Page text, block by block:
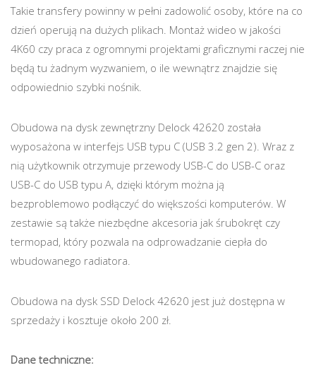
Takie transfery powinny w pełni zadowolić osoby, które na co
dzień operują na dużych plikach. Montaż wideo w jakości
4K60 czy praca z ogromnymi projektami graficznymi raczej nie
będą tu żadnym wyzwaniem, o ile wewnątrz znajdzie się
odpowiednio szybki nośnik.
Obudowa na dysk zewnętrzny Delock 42620 została
wyposażona w interfejs USB typu C (USB 3.2 gen 2). Wraz z
nią użytkownik otrzymuje przewody USB-C do USB-C oraz
USB-C do USB typu A, dzięki którym można ją
bezproblemowo podłączyć do większości komputerów. W
zestawie są także niezbędne akcesoria jak śrubokręt czy
termopad, który pozwala na odprowadzanie ciepła do
wbudowanego radiatora.
Obudowa na dysk SSD Delock 42620 jest już dostępna w
sprzedaży i kosztuje około 200 zł.
Dane techniczne: